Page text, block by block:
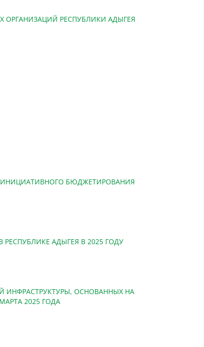
РЕСПУБЛИКИ АДЫГЕЯ
БЮДЖЕТИРОВАНИЯ
АДЫГЕЯ В 2025 ГОДУ
ИНФРАСТРУКТУРЫ, ОСНОВАННЫХ НА
2025 ГОДА